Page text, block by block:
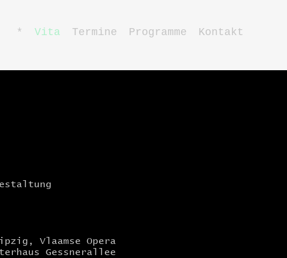
* Vita Termine Programme Kontakt
Vlaamse Opera
Gessnerallee